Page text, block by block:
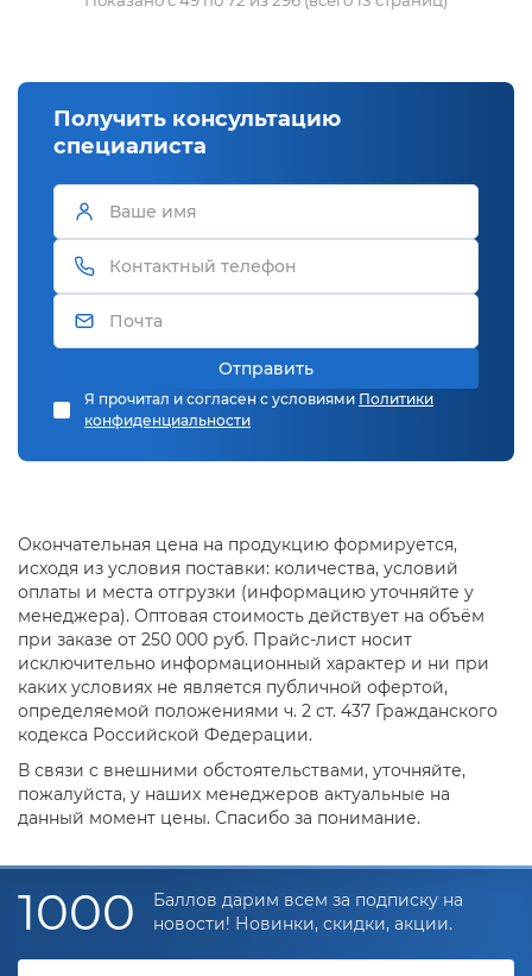
Получить консультацию
специалиста
Отправить
Я прочитал и согласен с условиями Политики
конфиденциальности
Окончательная цена на продукцию формируется,
исходя из условия поставки: количества, условий
оплаты и места отгрузки (информацию уточняйте у
менеджера). Оптовая стоимость действует на объём
при заказе от 250 000 руб. Прайс-лист носит
исключительно информационный характер и ни при
каких условиях не является публичной офертой,
определяемой положениями ч. 2 ст. 437 Гражданского
кодекса Российской Федерации.
В связи с внешними обстоятельствами, уточняйте,
пожалуйста, у наших менеджеров актуальные на
данный момент цены. Спасибо за понимание.
1000
Баллов дарим всем за подписку на
новости! Новинки, скидки, акции.